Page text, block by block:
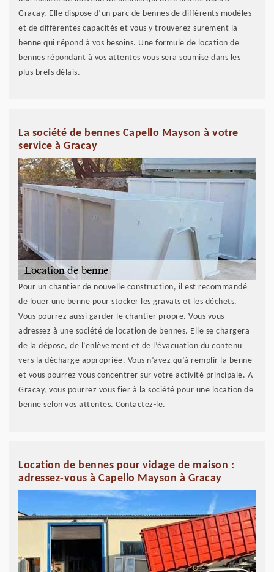
Gracay. Elle dispose d’un parc de bennes de différents modèles
et de différentes capacités et vous y trouverez surement la
benne qui répond à vos besoins. Une formule de location de
bennes répondant à vos attentes vous sera soumise dans les
plus brefs délais.
La société de bennes Capello Mayson à votre
service à Gracay
Pour un chantier de nouvelle construction, il est recommandé
de louer une benne pour stocker les gravats et les déchets.
Vous pourrez aussi garder le chantier propre. Vous vous
adressez à une société de location de bennes. Elle se chargera
de la dépose, de l’enlèvement et de l’évacuation du contenu
vers la décharge appropriée. Vous n’avez qu’à remplir la benne
et vous pourrez vous concentrer sur votre activité principale. A
Gracay, vous pourrez vous fier à la société pour une location de
benne selon vos attentes. Contactez-le.
Location de bennes pour vidage de maison :
adressez-vous à Capello Mayson à Gracay